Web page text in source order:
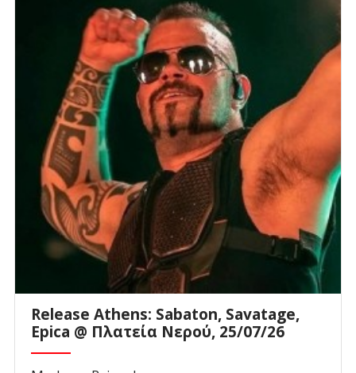
Release Athens: Sabaton, Savatage,
Epica @ Πλατεία Νερού, 25/07/26